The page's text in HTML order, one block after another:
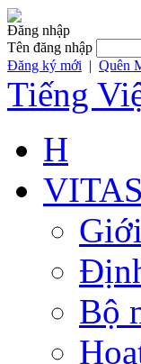
Đăng nhập
Tên đăng nhập
Đăng ký mới | Quên
Tiếng
H
VITAS
Bộ